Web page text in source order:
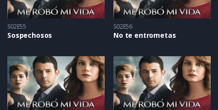
S02E55
Sospechosos
S02E56
No te entrometas